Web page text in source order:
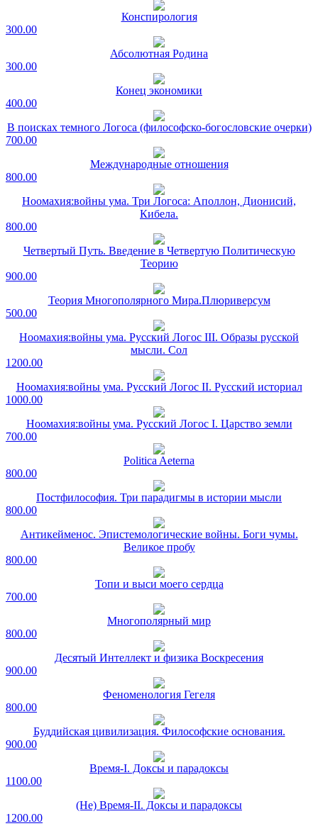
Конспирология
300.00
Абсолютная Родина
300.00
Конец экономики
400.00
В поисках темного Логоса (философско-богословские очерки)
700.00
Международные отношения
800.00
Ноомахия:войны ума. Три Логоса: Аполлон, Дионисий,
Кибела.
800.00
Четвертый Путь. Введение в Четвертую Политическую
Теорию
900.00
Теория Многополярного Мира.Плюриверсум
500.00
Ноомахия:войны ума. Русский Логос III. Образы русской
мысли. Сол
1200.00
Ноомахия:войны ума. Русский Логос II. Русский историал
1000.00
Ноомахия:войны ума. Русский Логос I. Царство земли
700.00
Politica Aeterna
800.00
Постфилософия. Три парадигмы в истории мысли
800.00
Антикейменос. Эпистемологические войны. Боги чумы.
Великое пробу
800.00
Топи и выси моего сердца
700.00
Многополярный мир
800.00
Десятый Интеллект и физика Воскресения
900.00
Феноменология Гегеля
800.00
Буддийская цивилизация. Философские основания.
900.00
Время-I. Доксы и парадоксы
1100.00
(Не) Время-II. Доксы и парадоксы
1200.00